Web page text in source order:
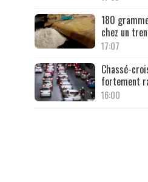
180
chez un
17:07
Chassé-
fortement
16:00